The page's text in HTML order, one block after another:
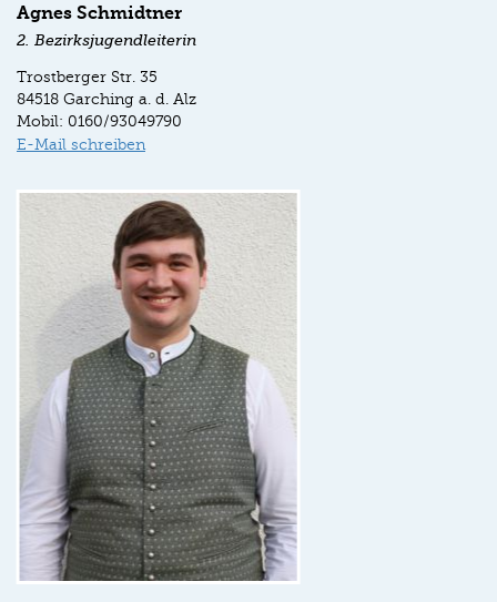
Agnes Schmidtner
2. Bezirksjugendleiterin
Trostberger Str. 35
84518 Garching a. d. Alz
Mobil: 0160/93049790
E-Mail schreiben